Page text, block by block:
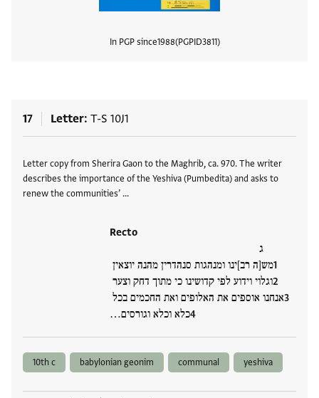
In PGP since1988 PGPID3811
17 Letter T-S 10J1
Letter copy from Sherira Gaon to the Maghrib, ca. 970. The writer
describes the importance of the Yeshiva (Pumbedita) and asks to
renew the communities’ …
Recto
ג
מש[ה רב]ינו ומנהגות סנהדרין מהנה יוצאין
וגלוי וידוע לפי קדושינו כי מתוך דחק וצער
אנחנו אוספים את האלופים ואת החכמים בכל
כלא וכלא וגורסים…
10th c babylonian geonim communal yeshiva